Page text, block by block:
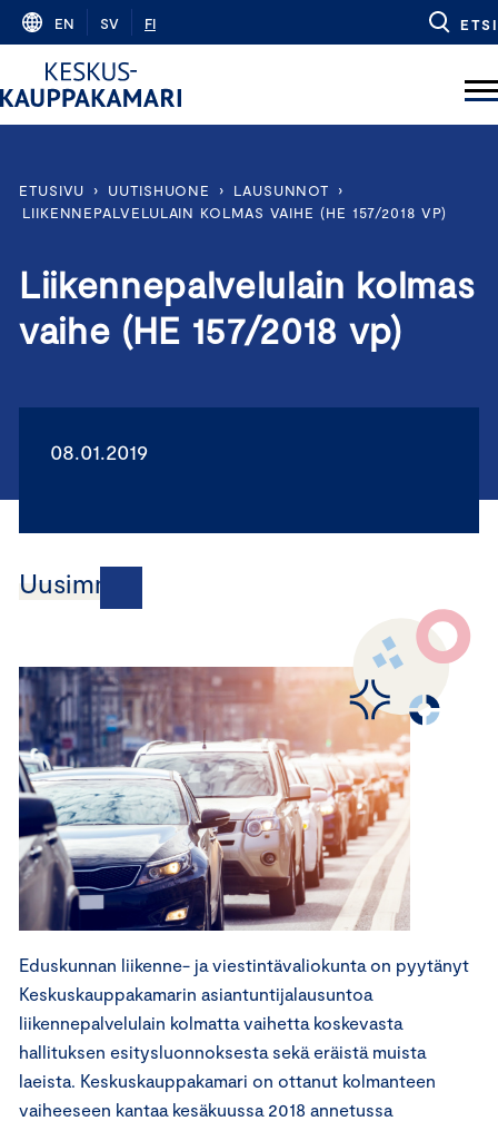
Skip
content
EN SV FI ETSI
ETUSIVU › UUTISHUONE › LAUSUNNOT
›
LIIKENNEPALVELULAIN KOLMAS VAIHE (HE 157/2018 VP)
Liikennepalvelulain kolmas
vaihe (HE 157/2018 vp)
08.01.2019
Uusimmat
Eduskunnan liikenne- ja viestintävaliokunta on pyytänyt
Keskuskauppakamarin asiantuntijalausuntoa
liikennepalvelulain kolmatta vaihetta koskevasta
hallituksen esitysluonnoksesta sekä eräistä muista
laeista. Keskuskauppakamari on ottanut kolmanteen
vaiheeseen kantaa kesäkuussa 2018 annetussa